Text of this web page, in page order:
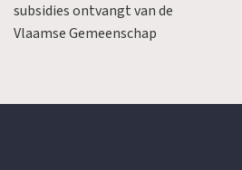
subsidies ontvangt van de
Vlaamse Gemeenschap